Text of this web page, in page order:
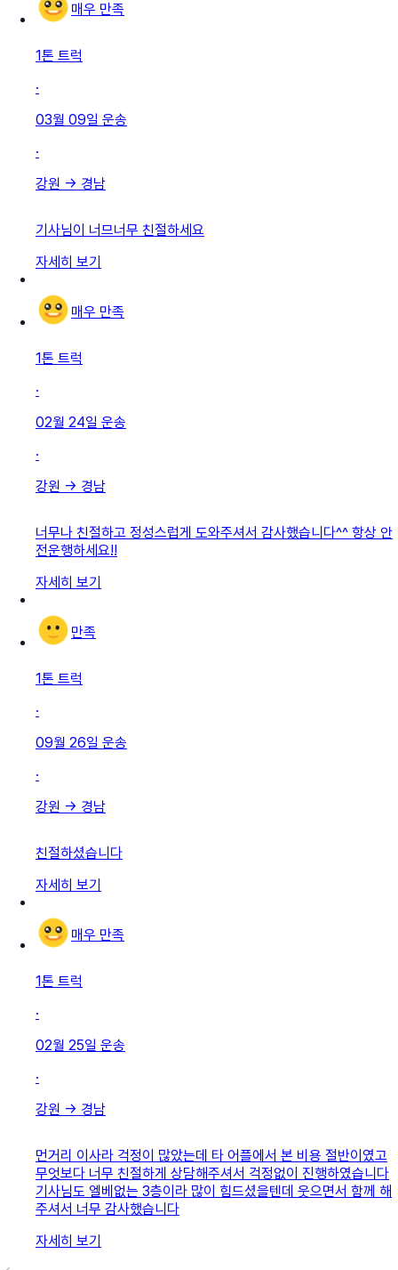
매우 만족
1톤 트럭
·
03월 09일 운송
·
강원 → 경남
기사님이 너므너무 친절하세요
자세히 보기
매우 만족
1톤 트럭
·
02월 24일 운송
·
강원 → 경남
너무나 친절하고 정성스럽게 도와주셔서 감사했습니다^^ 항상 안
전운행하세요!!
자세히 보기
만족
1톤 트럭
·
09월 26일 운송
·
강원 → 경남
친절하셨습니다
자세히 보기
매우 만족
1톤 트럭
·
02월 25일 운송
·
강원 → 경남
먼거리 이사라 걱정이 많았는데 타 어플에서 본 비용 절반이였고
무엇보다 너무 친절하게 상담해주셔서 걱정없이 진행하였습니다
기사님도 엘베없는 3층이라 많이 힘드셨을텐데 웃으면서 함께 해
주셔서 너무 감사했습니다
자세히 보기